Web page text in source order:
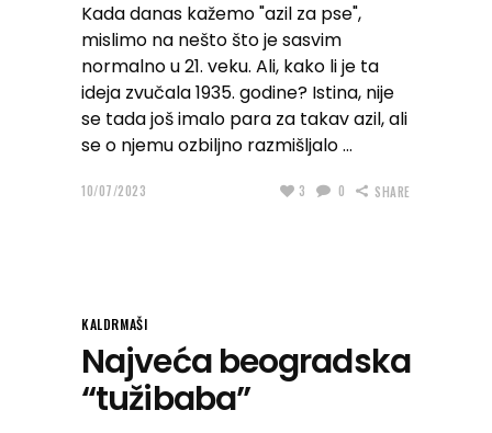
Kada danas kažemo "azil za pse",
mislimo na nešto što je sasvim
normalno u 21. veku. Ali, kako li je ta
ideja zvučala 1935. godine? Istina, nije
se tada još imalo para za takav azil, ali
se o njemu ozbiljno razmišljalo
10/07/2023 3 0 SHARE
KALDRMAŠI
Najveća beogradska
“tužibaba”